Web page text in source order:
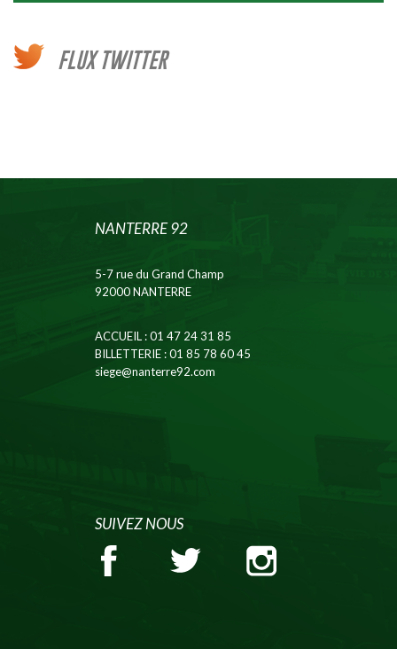
FLUX TWITTER
NANTERRE 92
5-7 rue du Grand Champ
92000 NANTERRE
ACCUEIL: 01 47 24 31 85
BILLETTERIE: 01 85 78 60 45
siege@nanterre92.com
SUIVEZ NOUS